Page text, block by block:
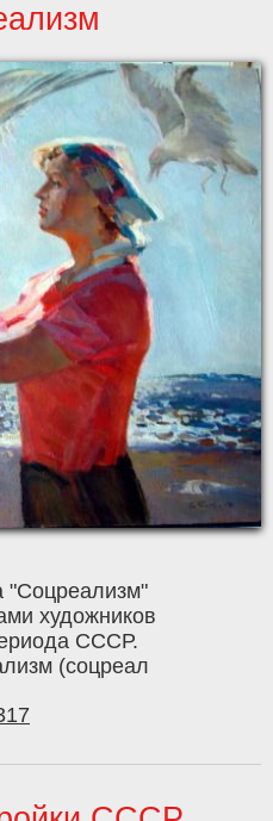
"Соцреализм"
художников
СССР.
(соцреал